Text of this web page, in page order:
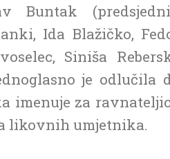
Buntak
Ida Blažičko,
Siniša
je odlučila
imenuje za
likovnih umjetnika.